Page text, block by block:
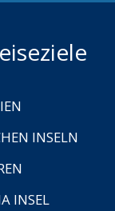
INSELN
INSEL